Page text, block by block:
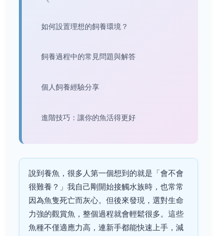
如何設置理想的飼養環境？
飼養過程中的常見問題與解答
個人飼養經驗分享
進階技巧：讓你的魚活得更好
說到養魚，很多人第一個想到的就是「會不會
很難養？」我自己剛開始接觸水族時，也常常
因為魚隻死亡而灰心。但後來發現，選對生命
力強的觀賞魚，整個過程就會輕鬆很多。這些
魚種不僅適應力高，連新手都能快速上手，減